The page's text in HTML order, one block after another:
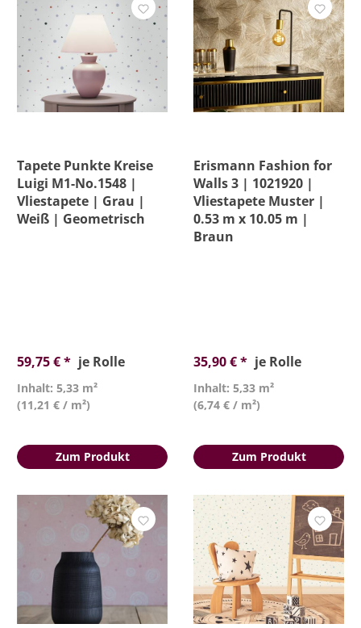
Tapete Punkte Kreise
Luigi M1-No.1548 |
Vliestapete | Grau |
Weiß | Geometrisch
59,75 € * je Rolle
Inhalt: 5,33 m²
(11,21 € / m²)
Zum Produkt
Erismann Fashion for
Walls 3 | 1021920 |
Vliestapete Muster |
0.53 m x 10.05 m |
Braun
35,90 € * je Rolle
Inhalt: 5,33 m²
(6,74 € / m²)
Zum Produkt